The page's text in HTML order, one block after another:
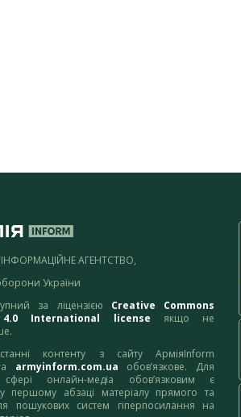
ІНФОРМАЦІЙНЕ АГЕНТСТВО,
України
за ліцензією Creative Commons
International license якщо не
контенту з сайту АрміяInform
armyinform.com.ua обов’язкове. Для
сфері онлайн-медіа обов’язковим є
першому абзаці матеріалу прямого та
пошукових систем гіперпосилання на